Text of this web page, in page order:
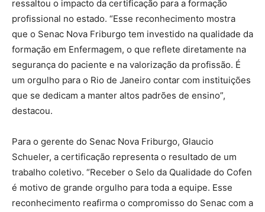
ressaltou o impacto da certificação para a formação
profissional no estado. “Esse reconhecimento mostra
que o Senac Nova Friburgo tem investido na qualidade da
formação em Enfermagem, o que reflete diretamente na
segurança do paciente e na valorização da profissão. É
um orgulho para o Rio de Janeiro contar com instituições
que se dedicam a manter altos padrões de ensino”,
destacou.
Para o gerente do Senac Nova Friburgo, Glaucio
Schueler, a certificação representa o resultado de um
trabalho coletivo. “Receber o Selo da Qualidade do Cofen
é motivo de grande orgulho para toda a equipe. Esse
reconhecimento reafirma o compromisso do Senac com a